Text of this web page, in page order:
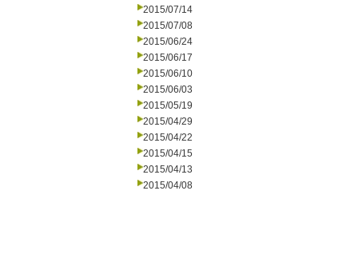
2015/07/14
2015/07/08
2015/06/24
2015/06/17
2015/06/10
2015/06/03
2015/05/19
2015/04/29
2015/04/22
2015/04/15
2015/04/13
2015/04/08